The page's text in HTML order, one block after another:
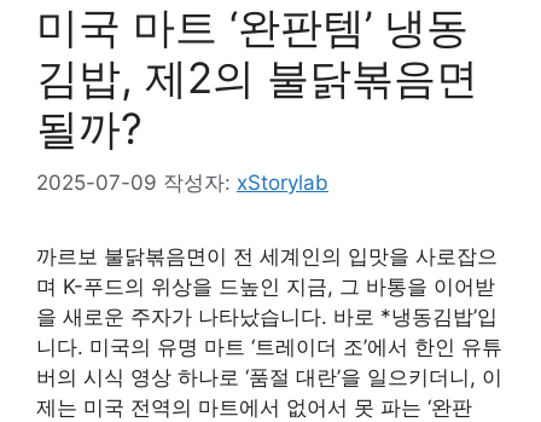
미국 마트 ‘완판템’ 냉동
김밥, 제2의 불닭볶음면
될까?
2025-07-09 작성자: xStorylab
까르보 불닭볶음면이 전 세계인의 입맛을 사로잡으
며 K-푸드의 위상을 드높인 지금, 그 바통을 이어받
을 새로운 주자가 나타났습니다. 바로 *냉동김밥’입
니다. 미국의 유명 마트 ‘트레이더 조’에서 한인 유튜
버의 시식 영상 하나로 ‘품절 대란’을 일으키더니, 이
제는 미국 전역의 마트에서 없어서 못 파는 ‘완판